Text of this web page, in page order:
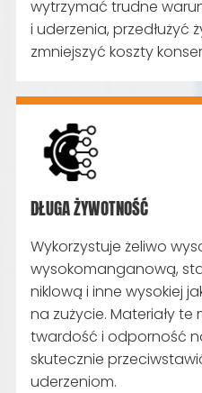
wytrzymać trudne
i uderzenia, przedłużyć
zmniejszyć koszty
DŁUGA ŻYWOTNOŚĆ
Wykorzystuje żeliwo
wysokomanganową,
niklową i inne wysokiej
na zużycie. Materiały
twardość i odporność
skutecznie
uderzeniom.